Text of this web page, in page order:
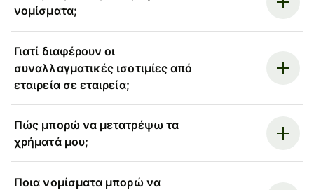
νομίσματα;
Γιατί διαφέρουν οι
συναλλαγματικές ισοτιμίες από
εταιρεία σε εταιρεία;
Πώς μπορώ να μετατρέψω τα
χρήματά μου;
Ποια νομίσματα μπορώ να